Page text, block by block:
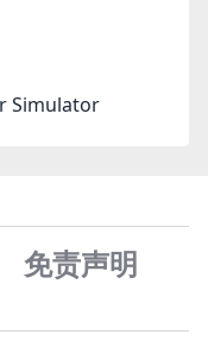
Simulator
免责声明